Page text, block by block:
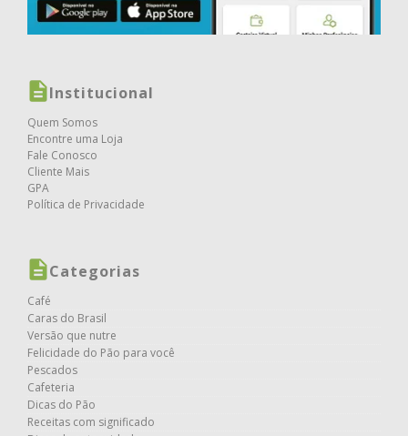
Institucional
Quem Somos
Encontre uma Loja
Fale Conosco
Cliente Mais
GPA
Política de Privacidade
Categorias
Café
Caras do Brasil
Versão que nutre
Felicidade do Pão para você
Pescados
Cafeteria
Dicas do Pão
Receitas com significado